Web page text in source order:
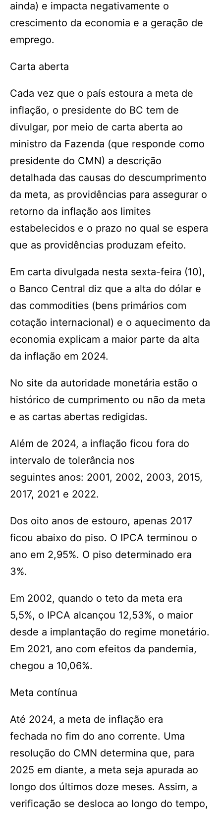
ainda) e impacta negativamente o
crescimento da economia e a geração de
emprego.
Carta aberta
Cada vez que o país estoura a meta de
inflação, o presidente do BC tem de
divulgar, por meio de carta aberta ao
ministro da Fazenda (que responde como
presidente do CMN) a descrição
detalhada das causas do descumprimento
da meta, as providências para assegurar o
retorno da inflação aos limites
estabelecidos e o prazo no qual se espera
que as providências produzam efeito.
Em carta divulgada nesta sexta-feira (10),
o Banco Central diz que a alta do dólar e
das commodities (bens primários com
cotação internacional) e o aquecimento da
economia explicam a maior parte da alta
da inflação em 2024.
No site da autoridade monetária estão o
histórico de cumprimento ou não da meta
e as cartas abertas redigidas.
Além de 2024, a inflação ficou fora do
intervalo de tolerância nos
seguintes anos: 2001, 2002, 2003, 2015,
2017, 2021 e 2022.
Dos oito anos de estouro, apenas 2017
ficou abaixo do piso. O IPCA terminou o
ano em 2,95%. O piso determinado era
3%.
Em 2002, quando o teto da meta era
5,5%, o IPCA alcançou 12,53%, o maior
desde a implantação do regime monetário.
Em 2021, ano com efeitos da pandemia,
chegou a 10,06%.
Meta contínua
Até 2024, a meta de inflação era
fechada no fim do ano corrente. Uma
resolução do CMN determina que, para
2025 em diante, a meta seja apurada ao
longo dos últimos doze meses. Assim, a
verificação se desloca ao longo do tempo,